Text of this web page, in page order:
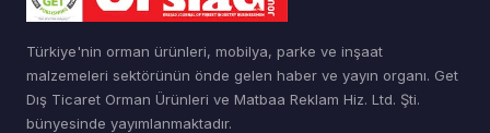
Türkiye'nin orman ürünleri, mobilya, parke ve inşaat
malzemeleri sektörünün önde gelen haber ve yayın organı. Get
Dış Ticaret Orman Ürünleri ve Matbaa Reklam Hiz. Ltd. Şti.
bünyesinde yayımlanmaktadır.